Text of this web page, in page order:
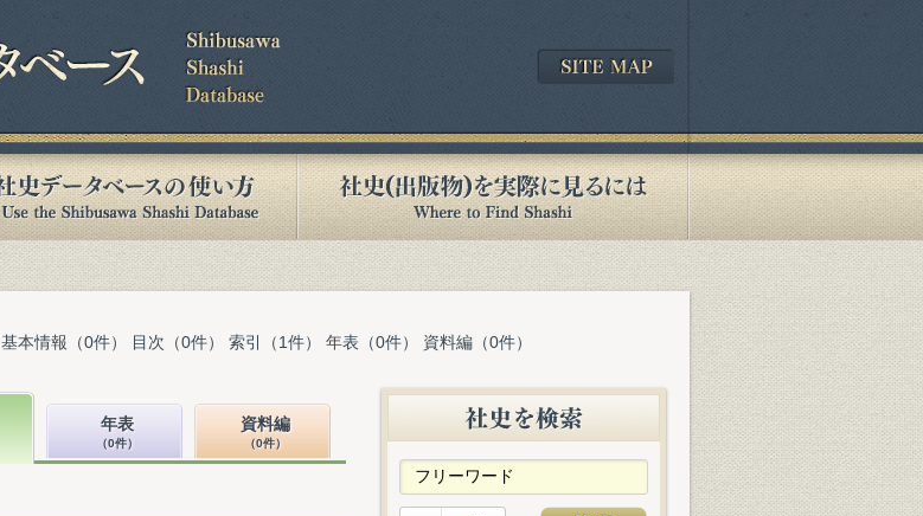
基本情報（0件） 目次（0件） 索引（1件） 年表（0件） 資料編（0件）
年表
（0件）
資料編
（0件）